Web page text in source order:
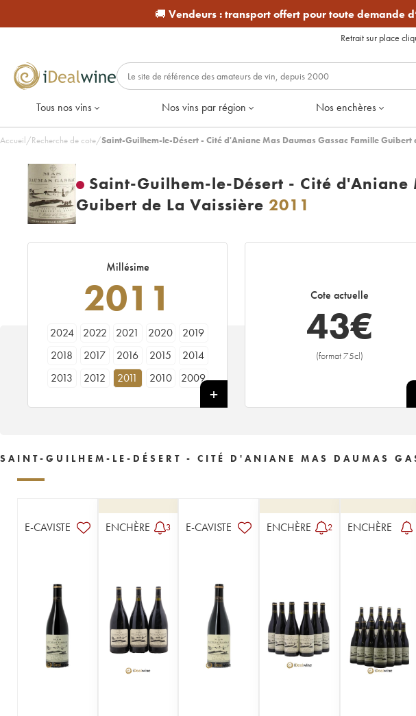
🚚 Vendeurs :transport offert pour toute demande
Retrait sur place
Tous nos vins Nos vins par région Nos enchères
Accueil/Recherche de cote/Saint-Guilhem-le-Désert - Cité d'Aniane Mas Daumas Gassac Famille
Saint-Guilhem-le-Désert - Cité d'Aniane
Guibert de La Vaissière 2011
Millésime
2011
2024 2022 2021 2020
2019
2018
2017 2016 2015
2014
2013
2012 2011 2010
2009
1982 1981 1980
Cote actuelle
43€
(format 75cl)
SAINT-GUILHEM-LE-DÉSERT - CITÉ D'ANIANE MAS DAUMAS
E-CAVISTE ENCHÈRE 3 E-CAVISTE ENCHÈRE 2 ENCHÈRE